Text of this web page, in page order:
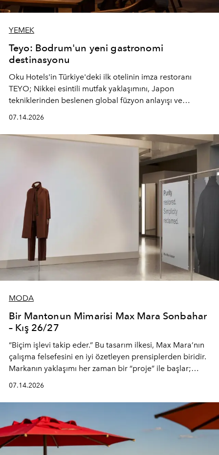
YEMEK
Teyo: Bodrum'un yeni gastronomi
destinasyonu
Oku Hotels'in Türkiye'deki ilk otelinin imza restoranı
TEYO; Nikkei esintili mutfak yaklaşımını, Japon
tekniklerinden beslenen global füzyon anlayışı ve
07.14.2026
MODA
Bir Mantonun Mimarisi Max Mara Sonbahar
– Kış 26/27
“Biçim işlevi takip eder.” Bu tasarım ilkesi, Max Mara’nın
çalışma felsefesini en iyi özetleyen prensiplerden biridir.
Markanın yaklaşımı her zaman bir “proje” ile başlar;
(savoir-faire) buluşan parçalara dönüştürmek.
07.14.2026